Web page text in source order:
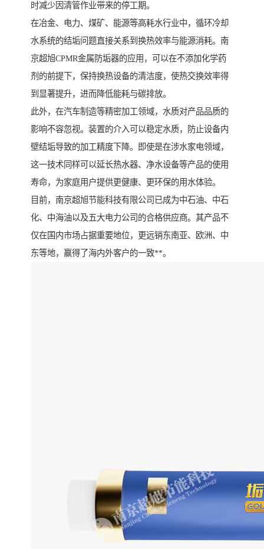
时减少因清管作业带来的停工期。
在冶金、电力、煤矿、能源等高耗水行业中，循环冷却
水系统的结垢问题直接关系到换热效率与能源消耗。南
京超旭CPMR金属防垢器的应用，可以在不添加化学药
剂的前提下，保持换热设备的清洁度，使热交换效率得
到显著提升，进而降低能耗与碳排放。
此外，在汽车制造等精密加工领域，水质对产品品质的
影响不容忽视。装置的介入可以稳定水质，防止设备内
壁结垢导致的加工精度下降。即使是在涉水家电领域，
这一技术同样可以延长热水器、净水设备等产品的使用
寿命，为家庭用户提供更健康、更环保的用水体验。
目前，南京超旭节能科技有限公司已成为中石油、中石
化、中海油以及五大电力公司的合格供应商。其产品不
仅在国内市场占据重要地位，更远销东南亚、欧洲、中
东等地，赢得了海内外客户的一致**。